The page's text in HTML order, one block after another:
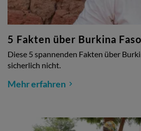
5 Fakten über Burkina Faso
Diese 5 spannenden Fakten über
sicherlich nicht.
Mehr erfahren